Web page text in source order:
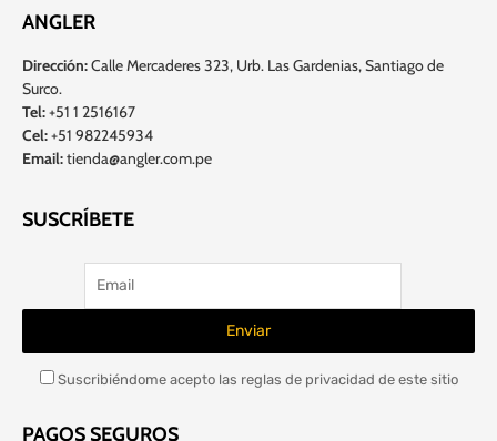
ANGLER
Dirección:Calle Mercaderes 323, Urb. Las Gardenias, Santiago de
Surco.
Tel:+51 1 2516167
Cel:+51 982245934
Email:tienda@angler.com.pe
SUSCRÍBETE
Suscribiéndome acepto las reglas de privacidad de este sitio
PAGOS SEGUROS